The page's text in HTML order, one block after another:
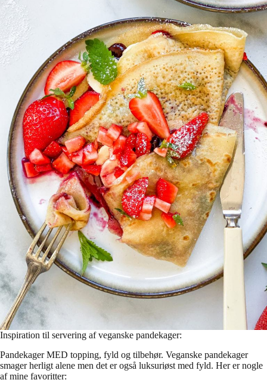
Inspiration til servering af veganske pandekager:
Pandekager MED topping, fyld og tilbehør. Veganske pandekager
smager herligt alene men det er også luksuriøst med fyld. Her er nogle
af mine favoritter: